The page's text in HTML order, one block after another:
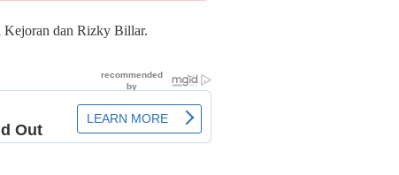
Kejoran dan Rizky Billar.